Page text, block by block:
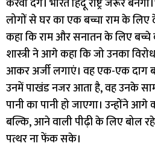
लोगों से घर का एक बच्चा राम के लिए
कहा कि राम और सनातन के लिए बच्चे
शास्त्री ने आगे कहा कि जो उनका
आकर अर्जी लगाएं। वह एक-एक दाग
उनमें पाखंड नजर आता है, वह उनके
पानी का पानी हो जाएगा। उन्होंने
बल्कि, आने वाली पीढ़ी के लिए बोल
पत्थर ना फेंक सके।